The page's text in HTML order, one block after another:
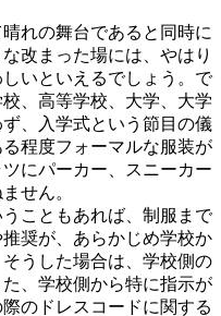
れの舞台であると同時に
改まった場には、やはり
いといえるでしょう。で
、高等学校、大学、大学
、入学式という節目の儀
程度フォーマルな服装が
にパーカー、スニーカー
せん。
こともあれば、制服まで
奨が、あらかじめ学校か
うした場合は、学校側の
、学校側から特に指示が
のドレスコードに関する